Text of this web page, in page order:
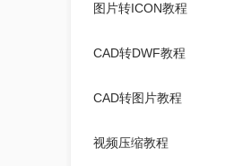
图片转ICON教程
CAD转DWF教程
CAD转图片教程
视频压缩教程